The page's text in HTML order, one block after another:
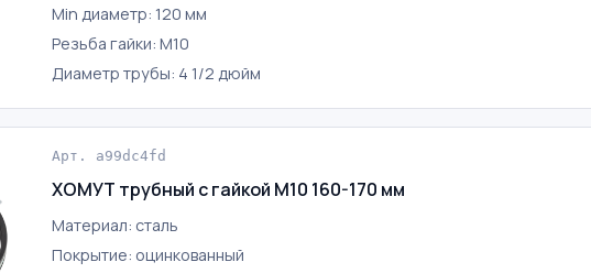
Min диаметр: 120 мм
Резьба гайки: М10
Диаметр трубы: 4 1/2 дюйм
Арт. a99dc4fd
ХОМУТ трубный с гайкой М10 160-170 мм
Материал: сталь
Покрытие: оцинкованный